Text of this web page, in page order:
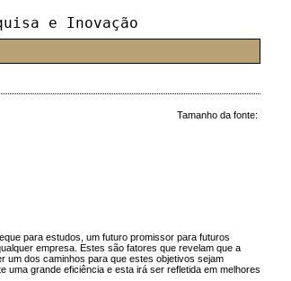
e Inovação
Tamanho da fonte:
para estudos, um futuro promissor para futuros
empresa. Estes são fatores que revelam que a
um dos caminhos para que estes objetivos sejam
grande eficiência e esta irá ser refletida em melhores